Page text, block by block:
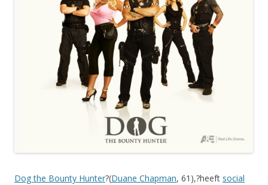
Dog the Bounty Hunter?(Duane Chapman, 61),?heeft social